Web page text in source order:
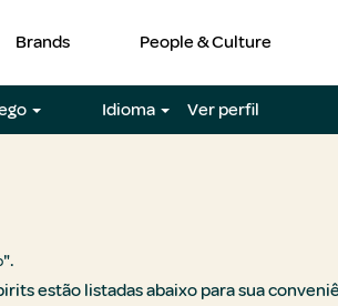
Brands People & Culture
Idioma Ver perfil
".
estão listadas abaixo para sua